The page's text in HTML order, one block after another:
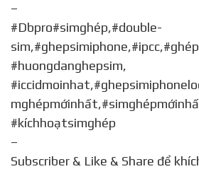
–
#Dbpro#simghép,#double-
#huongdanghepsim,
#kíchhoạtsimghép
–
Subscriber & Like & Share để